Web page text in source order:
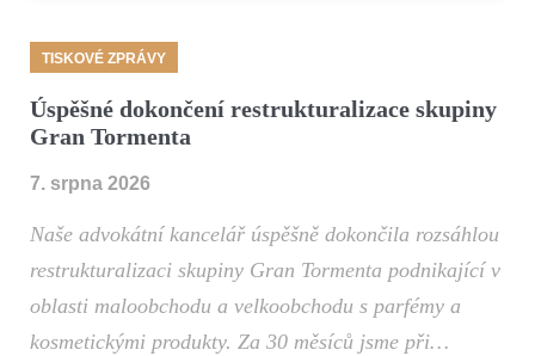
TISKOVÉ ZPRÁVY
Úspěšné dokončení restrukturalizace skupiny
Gran Tormenta
7. srpna 2026
Naše advokátní kancelář úspěšně dokončila rozsáhlou
restrukturalizaci skupiny Gran Tormenta podnikající v
oblasti maloobchodu a velkoobchodu s parfémy a
kosmetickými produkty. Za 30 měsíců jsme při…